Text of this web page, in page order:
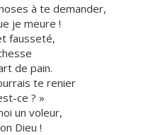
à te demander,
je meure !
fausseté,
de pain.
te renier
ce ? »
un voleur,
Dieu !